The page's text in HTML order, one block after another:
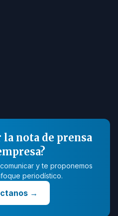
la nota de prensa
y te proponemos
periodístico.
→